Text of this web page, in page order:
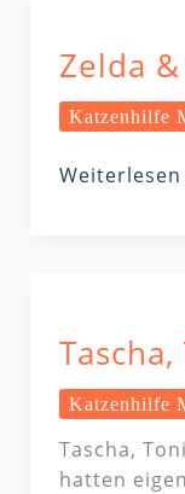
Zelda
Katzenhilfe
Calimero
Weiterlesen
Katzenhilfe
Tascha,
hatten
und